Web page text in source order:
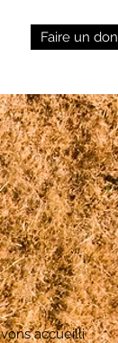
Faire un don
accueilli